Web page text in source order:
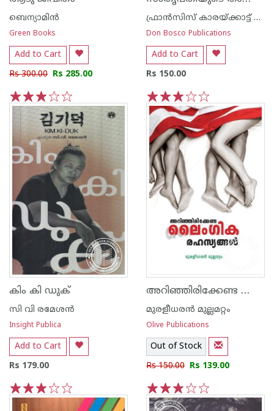
ബെന്യാമിന്‍
Green Books
Add to Cart
Rs 300.00 Rs 285.00
5
4
3
2
1
ഫ്രാന്‍സിസ് കാരയ്ക്കാട്ട് ഏസ് ഡി ബി
Don Bosco Publications
Add to Cart
Rs 150.00
5
4
3
2
1
കിം കി ഡുക്
സി വി രമേശന്‍
Insight Publica
Add to Cart
Rs 179.00
5
4
3
2
1
അറിഞ്ഞിരിക്കേണ്ട ലൈംഗികരഹസ്യങ്ങള്‍
മുരളീധരന്‍ മുല്ലമറ്റം
Olive Publications
Out of Stock
Rs 150.00 Rs 139.00
5
4
3
2
1